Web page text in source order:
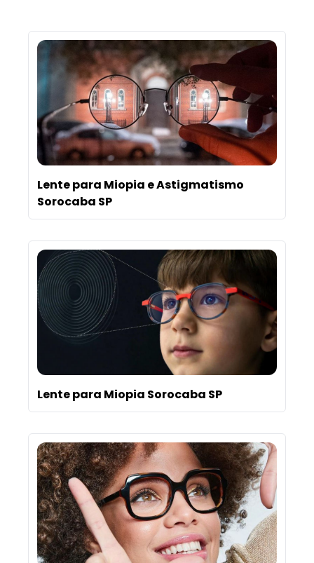
Lente para Miopia e Astigmatismo
Sorocaba SP
Lente para Miopia Sorocaba SP